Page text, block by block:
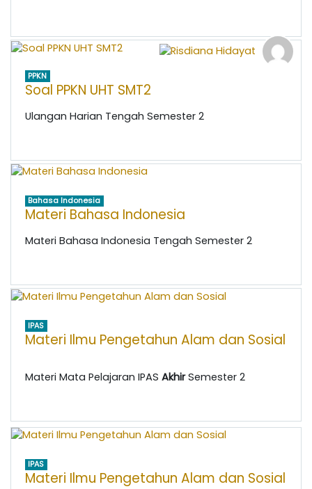
PPKN
Soal PPKN UHT SMT2
Ulangan Harian Tengah Semester 2
Bahasa Indonesia
Materi Bahasa Indonesia
Materi Bahasa Indonesia Tengah Semester 2
IPAS
Materi Ilmu Pengetahun Alam dan Sosial
Materi Mata Pelajaran IPAS AkhirSemester 2
IPAS
Materi Ilmu Pengetahun Alam dan Sosial